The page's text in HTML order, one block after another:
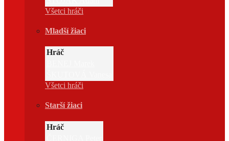
Všetci hráči
Mladší žiaci
Hráč
Všetci hráči
Starší žiaci
Hráč